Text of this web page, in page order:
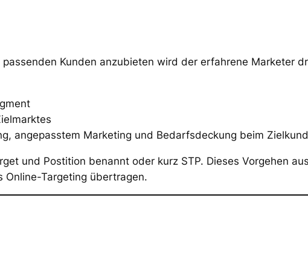
Kunden anzubieten wird der erfahrene Marketer
angepasstem Marketing und Bedarfsdeckung beim
und Postition benannt oder kurz STP. Dieses Vorgehen
Online-Targeting übertragen.